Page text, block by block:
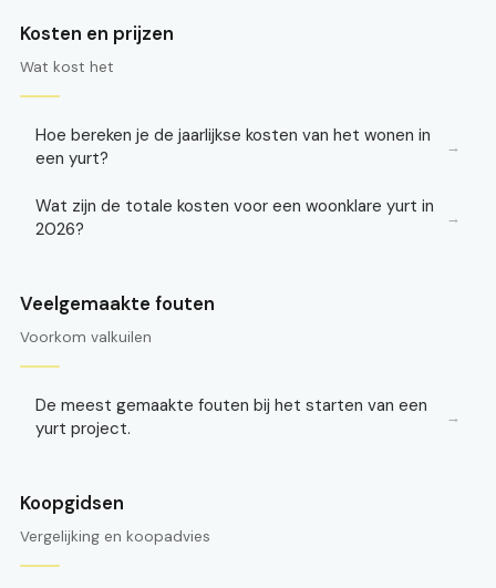
Kosten en prijzen
Wat kost het
Hoe bereken je de jaarlijkse kosten van het wonen in
een yurt?
→
Wat zijn de totale kosten voor een woonklare yurt in
2026?
→
Veelgemaakte fouten
Voorkom valkuilen
De meest gemaakte fouten bij het starten van een
yurt project.
→
Koopgidsen
Vergelijking en koopadvies